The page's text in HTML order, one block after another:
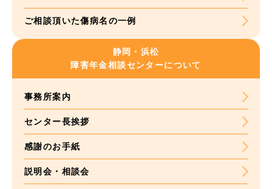
ご相談頂いた傷病名の一例
静岡・浜松
障害年金相談センターについて
事務所案内
センター長挨拶
感謝のお手紙
説明会・相談会